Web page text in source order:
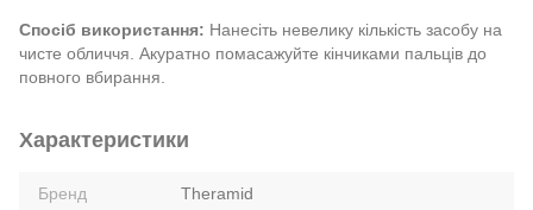
Спосіб використання: Нанесіть невелику кількість засобу на
чисте обличчя. Акуратно помасажуйте кінчиками пальців до
повного вбирання.
Характеристики
Бренд Theramid